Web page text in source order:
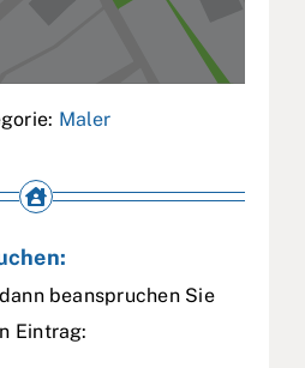
Maler
beanspruchen Sie
Eintrag: